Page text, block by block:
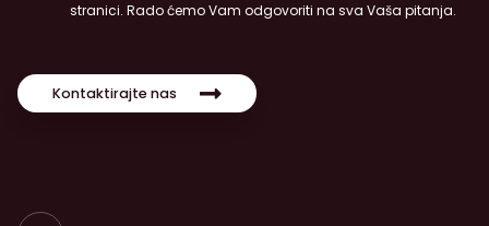
stranici. Rado ćemo Vam odgovoriti na sva Vaša pitanja.
Kontaktirajte nas